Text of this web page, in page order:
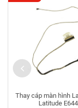
Thay cáp màn hình
Latitude